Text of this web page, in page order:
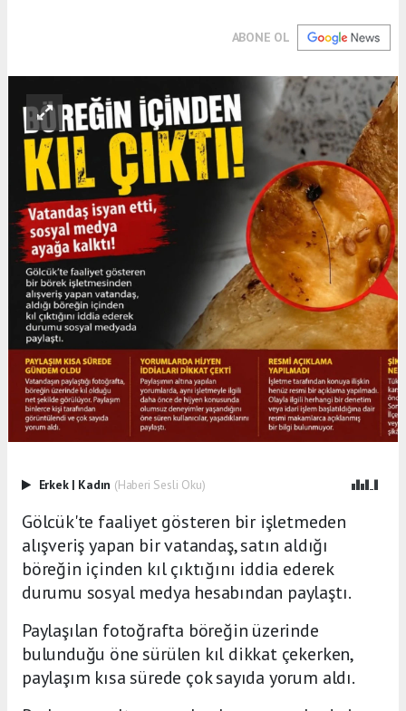
ABONE OL
Erkek | Kadın (Haberi Sesli Oku)
Gölcük'te faaliyet gösteren bir işletmeden
alışveriş yapan bir vatandaş, satın aldığı
böreğin içinden kıl çıktığını iddia ederek
durumu sosyal medya hesabından paylaştı.
Paylaşılan fotoğrafta böreğin üzerinde
bulunduğu öne sürülen kıl dikkat çekerken,
paylaşım kısa sürede çok sayıda yorum aldı.